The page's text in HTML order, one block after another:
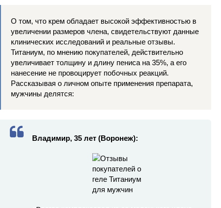
О том, что крем обладает высокой эффективностью в
увеличении размеров члена, свидетельствуют данные
клинических исследований и реальные отзывы.
Титаниум, по мнению покупателей, действительно
увеличивает толщину и длину пениса на 35%, а его
нанесение не провоцирует побочных реакций.
Рассказывая о личном опыте применения препарата,
мужчины делятся:
Владимир, 35 лет (Воронеж):